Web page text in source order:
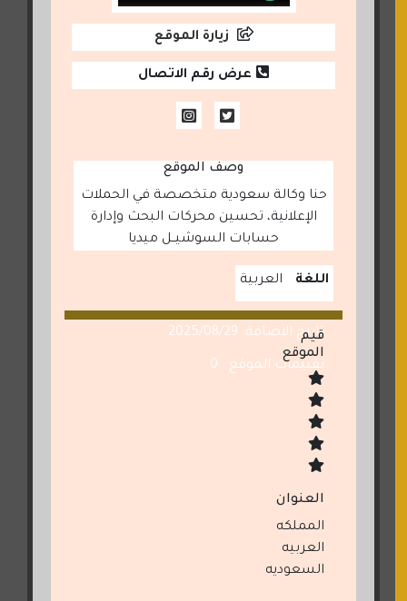
زيارة الموقع
عرض رقم الاتصال
وصف الموقع
حنا وكالة سعودية متخصصة في الحملات
الإعلانية، تحسين محركات البحث وإدارة
حسابات السوشيــل ميديا
اللغة العربية
تاريخ الاضافة: 2025/08/29
تقييمات الموقع : 0
قيم
الموقع
العنوان
المملكه
العربيه
السعوديه